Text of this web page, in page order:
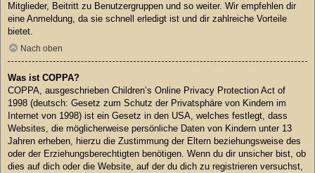
Mitglieder, Beitritt zu Benutzergruppen und so weiter. Wir empfehlen dir
eine Anmeldung, da sie schnell erledigt ist und dir zahlreiche Vorteile
bietet.
Nach oben
Was ist COPPA?
COPPA, ausgeschrieben Children’s Online Privacy Protection Act of
1998 (deutsch: Gesetz zum Schutz der Privatsphäre von Kindern im
Internet von 1998) ist ein Gesetz in den USA, welches festlegt, dass
Websites, die möglicherweise persönliche Daten von Kindern unter 13
Jahren erheben, hierzu die Zustimmung der Eltern beziehungsweise des
oder der Erziehungsberechtigten benötigen. Wenn du dir unsicher bist, ob
dies auf dich oder die Website, auf der du dich zu registrieren versuchst,